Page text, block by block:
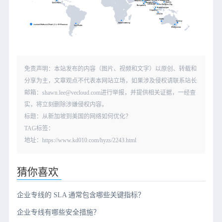
免责声明：本站发布的内容（图片、视频和文字）以原创、转载和
分享为主，文章观点不代表本网站立场，如果涉及侵权请联系站长
邮箱：shawn.lee@vecloud.com进行举报，并提供相关证据，一经查
实，将立刻删除涉嫌侵权内容。
标题：从新加坡到美国的网络如何优化？
TAG标签：
地址：https://www.kd010.com/hyzs/2243.html
猜你喜欢
企业专线的 SLA 通常包含哪些关键指标？
企业专线有哪些安全措施？